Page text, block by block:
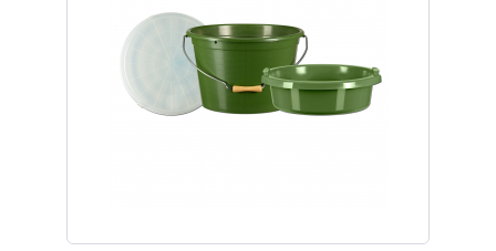
Perfekte größe Wie lange er hält wird sich zeigen
03.04.2018